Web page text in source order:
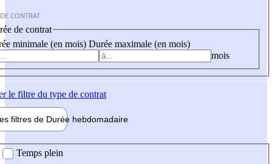
CONTRAT
de contrat
minimale (en mois) Durée maximale (en mois)
mois
le filtre du type de contrat
filtres de Durée hebdomadaire
Temps plein